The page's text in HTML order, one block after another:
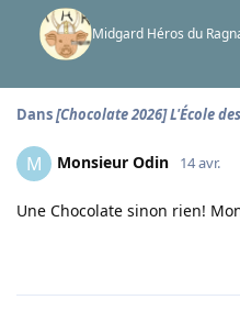
Midgard Héros du
Dans[Chocolate 2026] L'École
M Monsieur Odin 14 avr.
Une Chocolate sinon rien!